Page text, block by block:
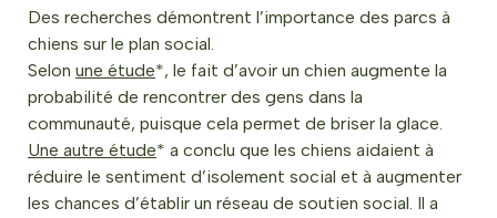
Des recherches démontrent l’importance des parcs à
chiens sur le plan social.
Selon une étude*, le fait d’avoir un chien augmente la
probabilité de rencontrer des gens dans la
communauté, puisque cela permet de briser la glace.
Une autre étude* a conclu que les chiens aidaient à
réduire le sentiment d’isolement social et à augmenter
les chances d’établir un réseau de soutien social. Il a